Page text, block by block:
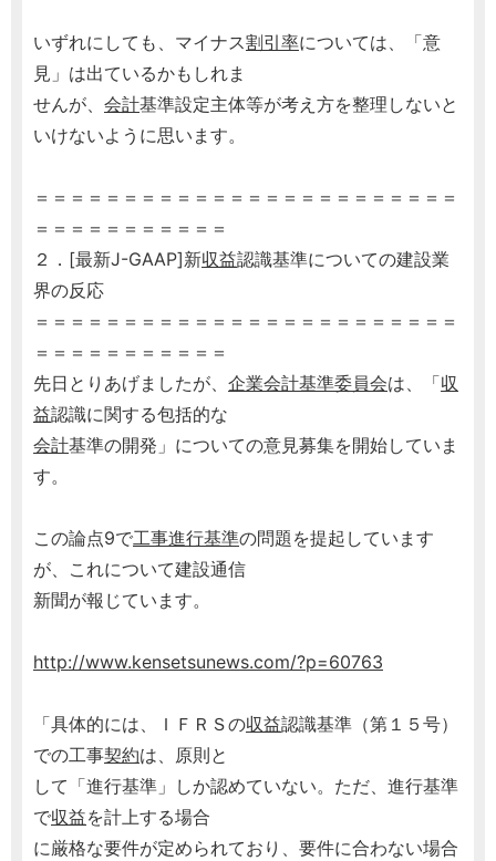
いずれにしても、マイナス割引率については、「意
見」は出ているかもしれま
せんが、 会計基準設定主体等が考え方を整理しないと
いけないように思います。
＝＝＝＝＝＝＝＝＝＝＝＝＝＝＝＝＝＝＝＝＝＝＝＝
＝＝＝＝＝＝＝＝＝＝＝
２．[最新J-GAAP]新収益認識基準についての建設業
界の反応
＝＝＝＝＝＝＝＝＝＝＝＝＝＝＝＝＝＝＝＝＝＝＝＝
＝＝＝＝＝＝＝＝＝＝＝
先日とりあげましたが、 企業会計基準委員会は、「収
益認識に関する包括的な
会計基準の開発」についての意見募集を開始していま
す。
この論点9で工事進行基準の問題を提起しています
が、これについて建設通信
新聞が報じています。
http://www.kensetsunews.com/?p=60763
「具体的には、ＩＦＲＳの収益認識基準（第１５号）
での工事契約は、原則と
して「進行基準」しか認めていない。ただ、進行基準
で収益を計上する場合
に厳格な要件が定められており、要件に合わない場合